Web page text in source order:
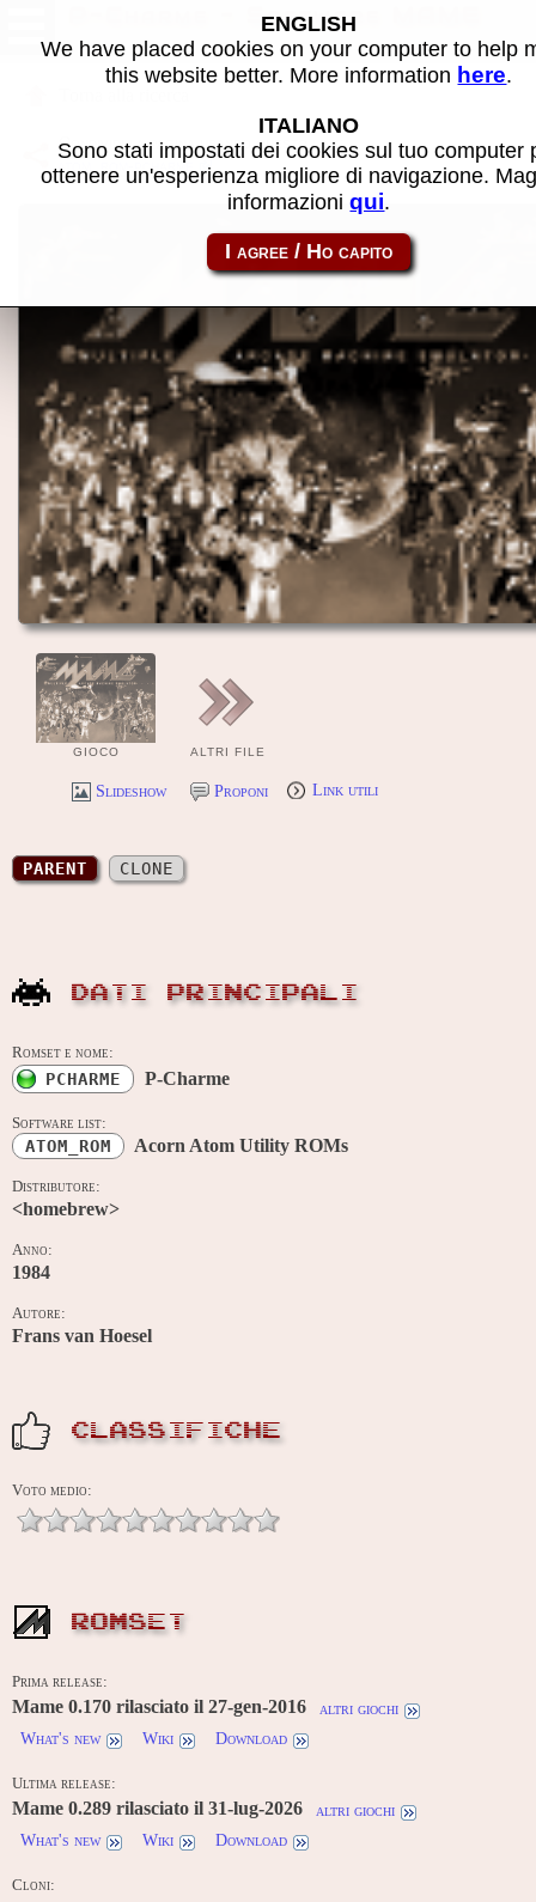
P-Charme - Software MAME
Condividi la pagina usando questo link:
atom_rom-pcharme
GIOCO ALTRI FILE
Slideshow Proponi Link utili
PARENT CLONE
DATI PRINCIPALI
Romset e nome:
PCHARME P-Charme
Software list:
ATOM_ROM Acorn Atom Utility ROMs
Distributore:
<homebrew>
Anno:
1984
Autore:
Frans van Hoesel
CLASSIFICHE
Voto medio:
ROMSET
Prima release:
Mame 0.170 rilasciato il 27-gen-2016
altri giochi
What's new
Wiki Download
Ultima release:
Mame 0.289 rilasciato il 31-lug-2026
altri giochi
What's new
Wiki Download
Cloni:
ENGLISH
We have placed cookies on your computer to help
this website better. More information here.
ITALIANO
Sono stati impostati dei cookies sul tuo computer
ottenere un'esperienza migliore di navigazione.
informazioniqui.